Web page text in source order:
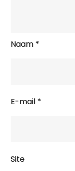
Naam *
E-mail *
Site